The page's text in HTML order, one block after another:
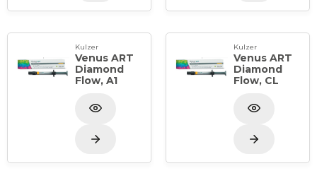
Kulzer
Venus ART
Diamond
Flow, A1
Kulzer
Venus ART
Diamond
Flow, CL